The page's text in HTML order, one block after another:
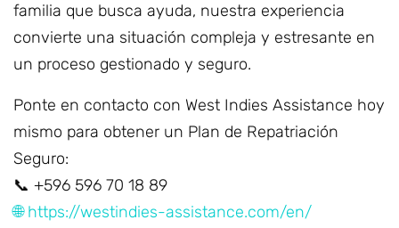
familia que busca ayuda, nuestra experiencia
convierte una situación compleja y estresante en
un proceso gestionado y seguro.
Ponte en contacto con West Indies Assistance hoy
mismo para obtener un Plan de Repatriación
Seguro:
📞 +596 596 70 18 89
🌐 https://westindies-assistance.com/en/